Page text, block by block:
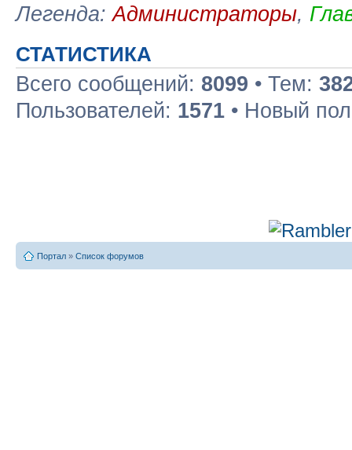
Легенда:Администраторы,
СТАТИСТИКА
Всего сообщений: 8099 • Тем:
Пользователей: 1571 • Новый
Портал » Список форумов